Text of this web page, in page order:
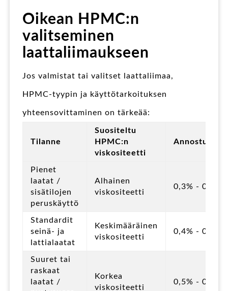
Oikean HPMC:n
valitseminen
laattaliimaukseen
Jos valmistat tai valitset laattaliimaa,
HPMC-tyypin ja käyttötarkoituksen
yhteensovittaminen on tärkeää:
Tilanne
Suositeltu
HPMC:n
viskositeetti
Pienet
laatat /
sisätilojen
peruskäyttö
Alhainen
viskositeetti
0,3% - 0,4%
Standardit
seinä- ja
lattialaatat
Keskimääräinen
viskositeetti
0,4% - 0,5%
Suuret tai
raskaat
laatat /
Korkea
viskositeetti
0,5% - 0,6%